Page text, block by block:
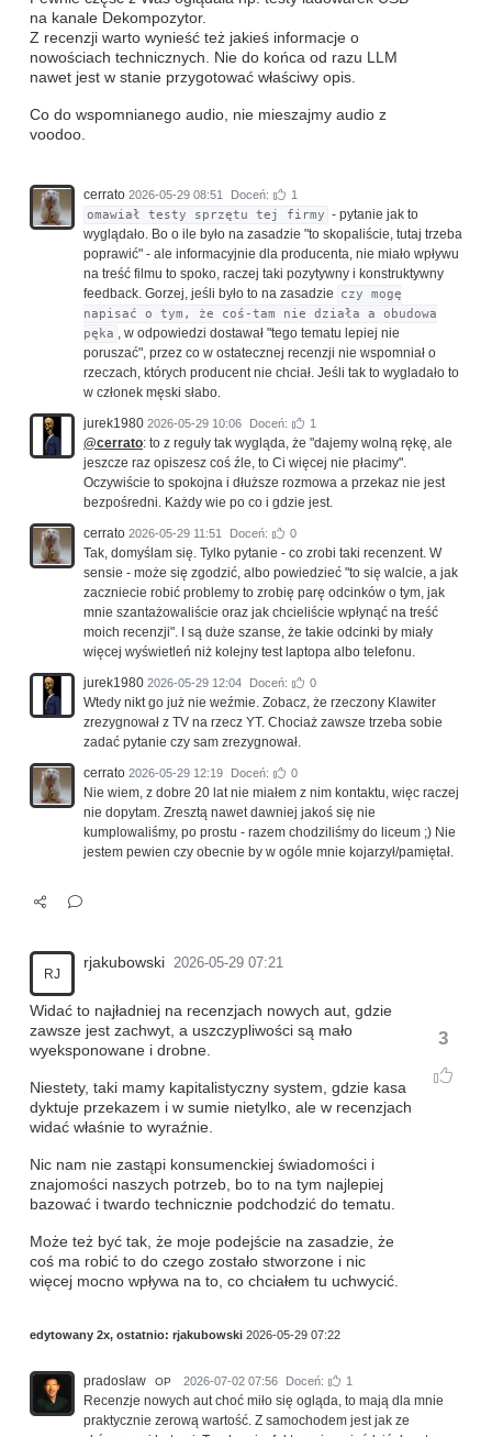
na kanale Dekompozytor.
Z recenzji warto wynieść też jakieś informacje o
nowościach technicznych. Nie do końca od razu LLM
nawet jest w stanie przygotować właściwy opis.
Co do wspomnianego audio, nie mieszajmy audio z
voodoo.
cerrato 2026-05-29 08:51 Doceń: 1
omawiał testy sprzętu tej firmy - pytanie jak to
wyglądało. Bo o ile było na zasadzie "to skopaliście, tutaj trzeba
poprawić" - ale informacyjnie dla producenta, nie miało wpływu
na treść filmu to spoko, raczej taki pozytywny i konstruktywny
feedback. Gorzej, jeśli było to na zasadzie
czy mogę
napisać o tym, że coś-tam nie działa a obudowa
pęka , w odpowiedzi dostawał "tego tematu lepiej nie
poruszać", przez co w ostatecznej recenzji nie wspomniał o
rzeczach, których producent nie chciał. Jeśli tak to wygladało to
w członek męski słabo.
jurek1980 2026-05-29 10:06 Doceń: 1
@cerrato: to z reguły tak wygląda, że "dajemy wolną rękę, ale
jeszcze raz opiszesz coś źle, to Ci więcej nie płacimy".
Oczywiście to spokojna i dłuższe rozmowa a przekaz nie jest
bezpośredni. Każdy wie po co i gdzie jest.
cerrato 2026-05-29 11:51 Doceń: 0
Tak, domyślam się. Tylko pytanie - co zrobi taki recenzent. W
sensie - może się zgodzić, albo powiedzieć "to się walcie, a jak
zaczniecie robić problemy to zrobię parę odcinków o tym, jak
mnie szantażowaliście oraz jak chcieliście wpłynąć na treść
moich recenzji". I są duże szanse, że takie odcinki by miały
więcej wyświetleń niż kolejny test laptopa albo telefonu.
jurek1980 2026-05-29 12:04 Doceń: 0
Wtedy nikt go już nie weźmie. Zobacz, że rzeczony Klawiter
zrezygnował z TV na rzecz YT. Chociaż zawsze trzeba sobie
zadać pytanie czy sam zrezygnował.
cerrato 2026-05-29 12:19 Doceń: 0
Nie wiem, z dobre 20 lat nie miałem z nim kontaktu, więc raczej
nie dopytam. Zresztą nawet dawniej jakoś się nie
kumplowaliśmy, po prostu - razem chodziliśmy do liceum ;) Nie
jestem pewien czy obecnie by w ogóle mnie kojarzył/pamiętał.
RJ
rjakubowski 2026-05-29 07:21
3
Widać to najładniej na recenzjach nowych aut, gdzie
zawsze jest zachwyt, a uszczypliwości są mało
wyeksponowane i drobne.
Niestety, taki mamy kapitalistyczny system, gdzie kasa
dyktuje przekazem i w sumie nietylko, ale w recenzjach
widać właśnie to wyraźnie.
Nic nam nie zastąpi konsumenckiej świadomości i
znajomości naszych potrzeb, bo to na tym najlepiej
bazować i twardo technicznie podchodzić do tematu.
Może też być tak, że moje podejście na zasadzie, że
coś ma robić to do czego zostało stworzone i nic
więcej mocno wpływa na to, co chciałem tu uchwycić.
edytowany 2x, ostatnio: rjakubowski 2026-05-29 07:22
pradoslaw OP 2026-07-02 07:56 Doceń: 1
Recenzje nowych aut choć miło się ogląda, to mają dla mnie
praktycznie zerową wartość. Z samochodem jest jak ze